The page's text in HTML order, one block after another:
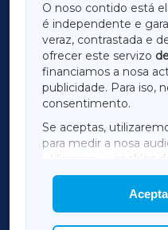
O noso contido está
é independente e
veraz, contrastada e
ofrecer este servizo
financiamos a nosa
publicidade. Para iso,
consentimento.
Se aceptas,
para medir a nosa
utilizaremos
cookies
mostrar publicidade
Así mesmo, podes
cookies que desexas